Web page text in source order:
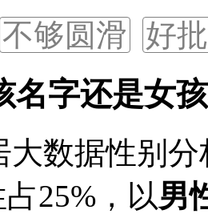
不够圆滑 好
名字还是女
大数据性别
占25% ，以男